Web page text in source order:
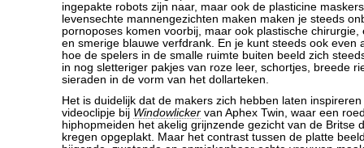
ingepakte robots zijn naar, maar ook de plasticine
levensechte mannengezichten maken maken je steeds
pornoposes komen voorbij, maar ook plastische chirurgie,
en smerige blauwe verfdrank. En je kunt steeds ook even
hoe de spelers in de smalle ruimte buiten beeld zich
in nog sletteriger pakjes van roze leer, schortjes, breede
sieraden in de vorm van het dollarteken.
Het is duidelijk dat de makers zich hebben laten
videoclipje bij Windowlicker van Aphex Twin, waar een
hiphopmeiden het akelig grijnzende gezicht van de Britse
kregen opgeplakt. Maar het contrast tussen de platte